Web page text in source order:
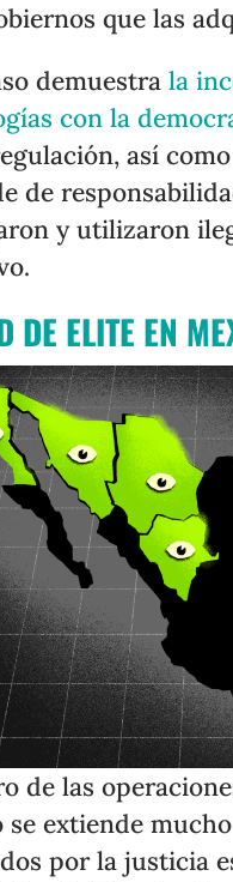
que las
demuestrala
con la
así
de
y utilizaron
DE ELITE EN
de las
se extiende
por la justicia